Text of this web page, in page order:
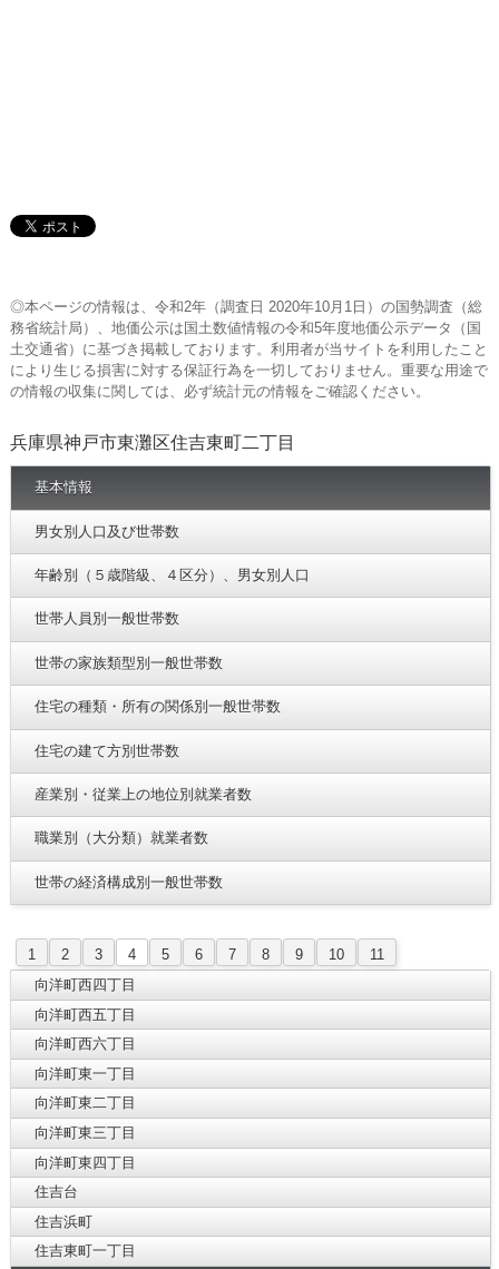
◎本ページの情報は、令和2年（調査日 2020年10月1日）の国勢調査（総
務省統計局）、地価公示は国土数値情報の令和5年度地価公示データ（国
土交通省）に基づき掲載しております。利用者が当サイトを利用したこと
により生じる損害に対する保証行為を一切しておりません。重要な用途で
の情報の収集に関しては、必ず統計元の情報をご確認ください。
兵庫県神戸市東灘区住吉東町二丁目
基本情報
男女別人口及び世帯数
年齢別（５歳階級、４区分）、男女別人口
世帯人員別一般世帯数
世帯の家族類型別一般世帯数
住宅の種類・所有の関係別一般世帯数
住宅の建て方別世帯数
産業別・従業上の地位別就業者数
職業別（大分類）就業者数
世帯の経済構成別一般世帯数
1 2 3 4 5 6 7 8 9 10
11
向洋町西四丁目
向洋町西五丁目
向洋町西六丁目
向洋町東一丁目
向洋町東二丁目
向洋町東三丁目
向洋町東四丁目
住吉台
住吉浜町
住吉東町一丁目